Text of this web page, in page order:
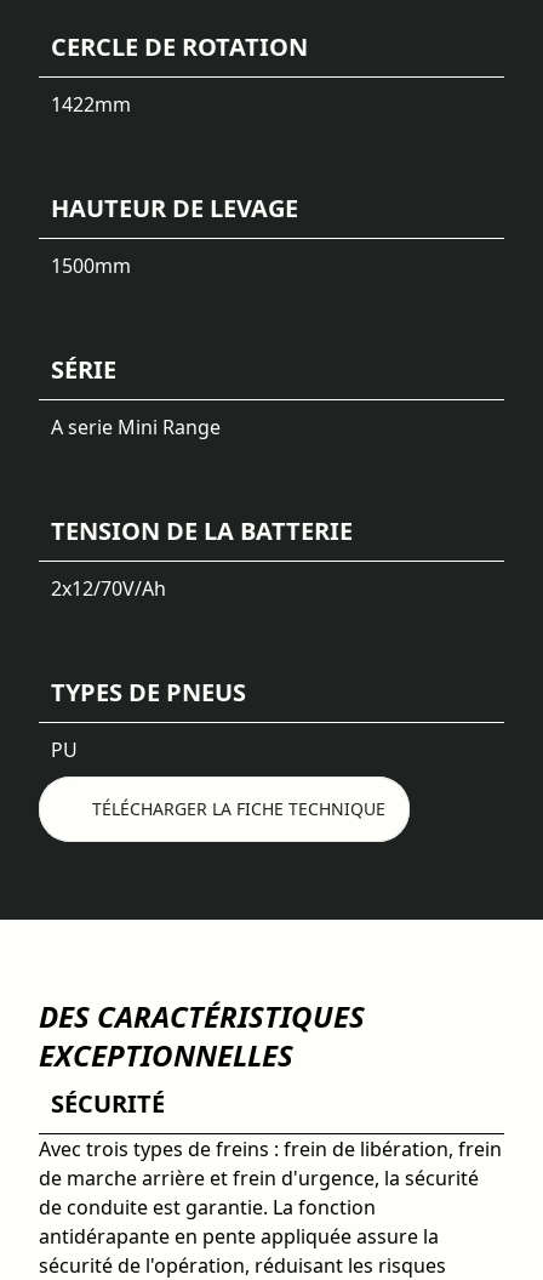
CERCLE DE ROTATION
1422mm
HAUTEUR DE LEVAGE
1500mm
SÉRIE
A serie Mini Range
TENSION DE LA BATTERIE
2x12/70V/Ah
TYPES DE PNEUS
PU
TÉLÉCHARGER LA FICHE TECHNIQUE
DES CARACTÉRISTIQUES
EXCEPTIONNELLES
SÉCURITÉ
Avec trois types de freins : frein de libération, frein
de marche arrière et frein d'urgence, la sécurité
de conduite est garantie. La fonction
antidérapante en pente appliquée assure la
sécurité de l'opération, réduisant les risques